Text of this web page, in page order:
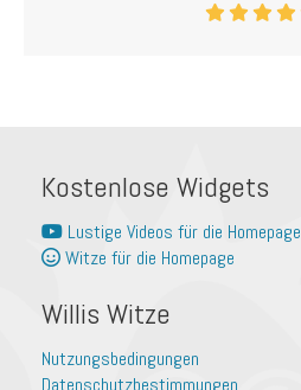
Kostenlose Widgets
Lustige Videos für die Homepage
Witze für die Homepage
Willis Witze
Nutzungsbedingungen
Datenschutzbestimmungen